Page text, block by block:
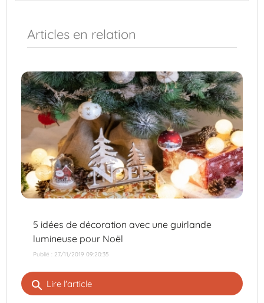
Articles en relation
5 idées de décoration avec une guirlande
lumineuse pour Noël
Publié : 27/11/2019 09:20:35
search Lire l'article